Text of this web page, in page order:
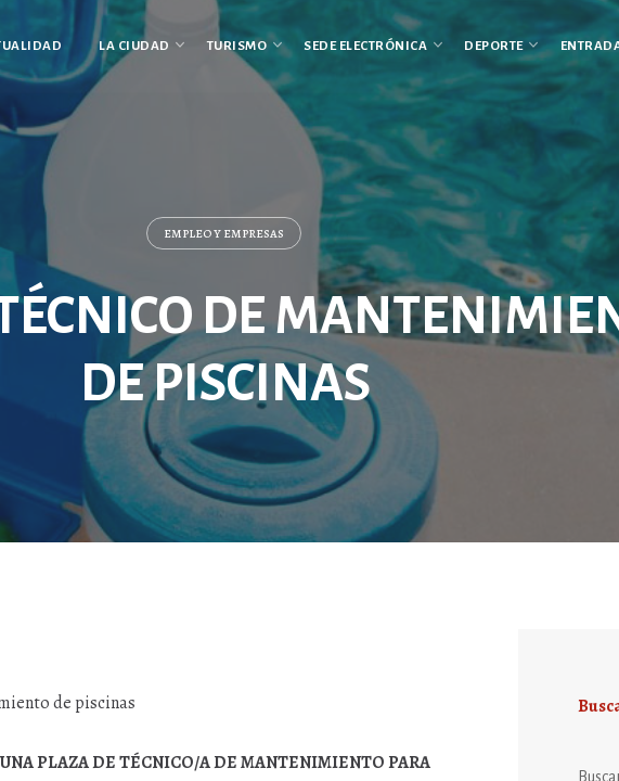
LA CIUDAD TURISMO SEDE ELECTRÓNICA DEPORTE
EMPLEO Y EMPRESAS
DE
DE PISCINAS
de piscinas
PLAZA DE TÉCNICO/A DE MANTENIMIENTO PARA